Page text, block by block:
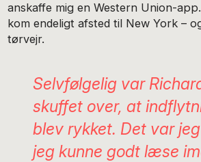
anskaffe mig en Western Union-
kom endeligt afsted til New York –
tørvejr.
Selvfølgelig var
skuffet over, at
blev rykket. Det var
jeg kunne godt læse